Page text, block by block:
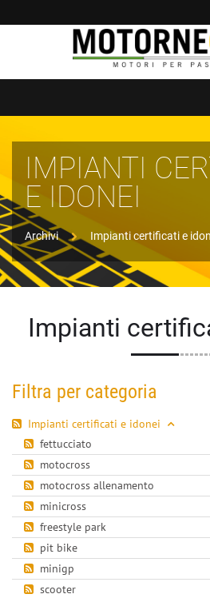
IMPIANTI
E IDONEI
Archivi Impianti certificati e
Impianti
Filtra per categoria
Impianti certificati e idonei
fettucciato
motocross
motocross allenamento
minicross
freestyle park
pit bike
minigp
scooter